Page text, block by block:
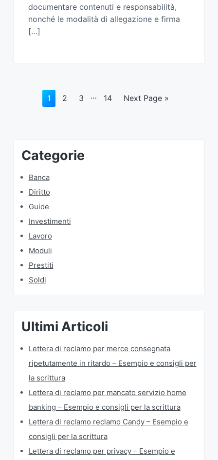
documentare contenuti e responsabilità,
nonché le modalità di allegazione e firma
[…]
1 2 3 … 14 Next Page »
Categorie
Banca
Diritto
Guide
Investimenti
Lavoro
Moduli
Prestiti
Soldi
Ultimi Articoli
Lettera di reclamo per merce consegnata
ripetutamente in ritardo​ – Esempio e consigli per
la scrittura
Lettera di reclamo per mancato servizio home
banking​ – Esempio e consigli per la scrittura
Lettera di reclamo reclamo Candy​ – Esempio e
consigli per la scrittura
Lettera di reclamo per privacy​ – Esempio e